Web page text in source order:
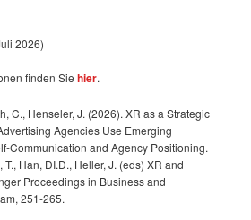
2026)
finden Siehier.
C., Henseler, J. (2026). XR as a Strategic
Agencies Use Emerging
Communication and Agency Positioning.
T., Han, DI.D., Heller, J. (eds) XR and
Proceedings in Business and
251-265.